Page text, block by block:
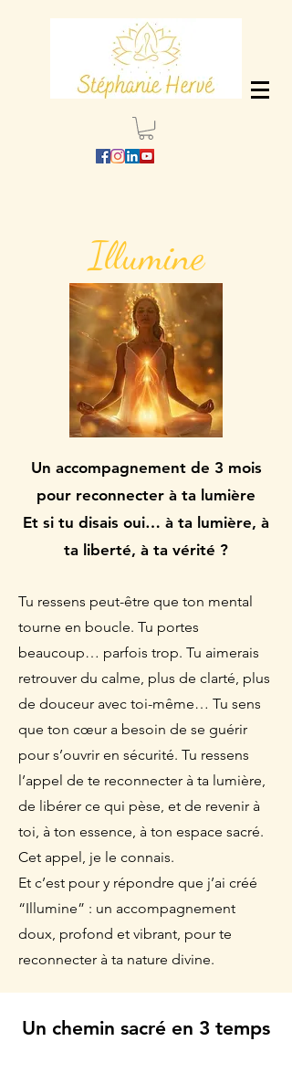
Illumine
Un accompagnement de 3 mois
pour reconnecter à ta lumière
Et si tu disais oui… à ta lumière, à
ta liberté, à ta vérité ?
Tu ressens peut-être que ton mental
tourne en boucle. Tu portes
beaucoup… parfois trop. Tu aimerais
retrouver du calme, plus de clarté, plus
de douceur avec toi-même… Tu sens
que ton cœur a besoin de se guérir
pour s’ouvrir en sécurité. Tu ressens
l’appel de te reconnecter à ta lumière,
de libérer ce qui pèse, et de revenir à
toi, à ton essence, à ton espace sacré.
Cet appel, je le connais.
Et c’est pour y répondre que j’ai créé
“Illumine” : un accompagnement
doux, profond et vibrant, pour te
reconnecter à ta nature divine.
Un chemin sacré en 3 temps